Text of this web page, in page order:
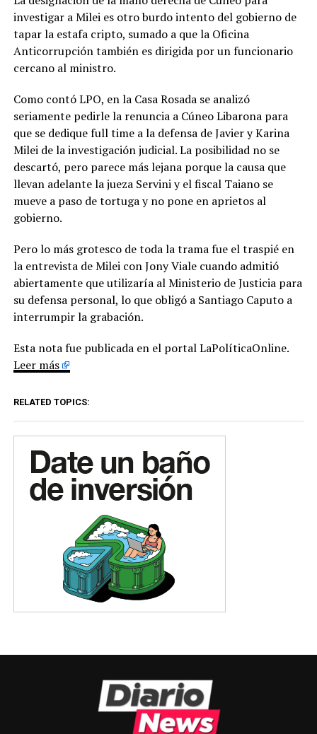
investigar a Milei es otro burdo intento del gobierno de
tapar la estafa cripto, sumado a que la Oficina
Anticorrupción también es dirigida por un funcionario
cercano al ministro.
Como contó LPO, en la Casa Rosada se analizó
seriamente pedirle la renuncia a Cúneo Libarona para
que se dedique full time a la defensa de Javier y Karina
Milei de la investigación judicial. La posibilidad no se
descartó, pero parece más lejana porque la causa que
llevan adelante la jueza Servini y el fiscal Taiano se
mueve a paso de tortuga y no pone en aprietos al
gobierno.
Pero lo más grotesco de toda la trama fue el traspié en
la entrevista de Milei con Jony Viale cuando admitió
abiertamente que utilizaría al Ministerio de Justicia para
su defensa personal, lo que obligó a Santiago Caputo a
interrumpir la grabación.
Esta nota fue publicada en el portal LaPolíticaOnline.
Leer más
RELATED TOPICS: